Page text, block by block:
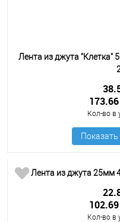
Лента из джута "Клетка"
Кол-во в
Лента из джута 25мм
Кол-во в